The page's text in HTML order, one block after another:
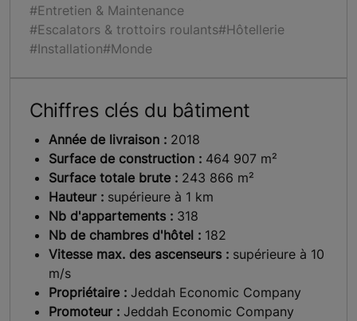
#Entretien & Maintenance
#Escalators & trottoirs roulants#Hôtellerie
#Installation#Monde
Chiffres clés du bâtiment
Année de livraison : 2018
Surface de construction : 464 907 m²
Surface totale brute : 243 866 m²
Hauteur : supérieure à 1 km
Nb d'appartements : 318
Nb de chambres d'hôtel : 182
Vitesse max. des ascenseurs : supérieure à 10
m/s
Propriétaire : Jeddah Economic Company
Promoteur : Jeddah Economic Company